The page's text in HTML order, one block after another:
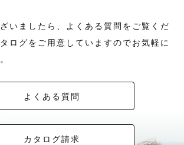
いましたら、よくある質問をご覧くだ
ログをご用意していますのでお気軽に
よくある質問
カタログ請求